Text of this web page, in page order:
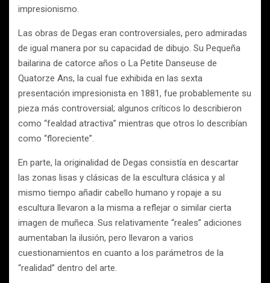
impresionismo.
Las obras de Degas eran controversiales, pero admiradas
de igual manera por su capacidad de dibujo. Su Pequeña
bailarina de catorce años o La Petite Danseuse de
Quatorze Ans, la cual fue exhibida en las sexta
presentación impresionista en 1881, fue probablemente su
pieza más controversial; algunos críticos lo describieron
como “fealdad atractiva” mientras que otros lo describían
como “floreciente”.
En parte, la originalidad de Degas consistía en descartar
las zonas lisas y clásicas de la escultura clásica y al
mismo tiempo añadir cabello humano y ropaje a su
escultura llevaron a la misma a reflejar o similar cierta
imagen de muñeca. Sus relativamente “reales” adiciones
aumentaban la ilusión, pero llevaron a varios
cuestionamientos en cuanto a los parámetros de la
“realidad” dentro del arte.